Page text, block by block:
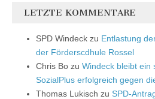
LETZTE KOMMENTARE
SPD Windeck zu Entlastung
der Förderscdhule Rossel
Chris Bo zu Windeck bleibt ein
SozialPlus erfolgreich gegen
Thomas Lukisch zu SPD-